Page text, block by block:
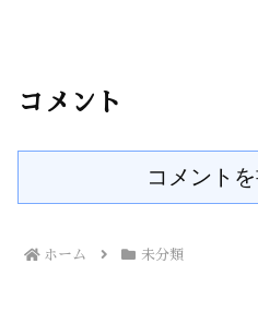
コメント
コメント
ホーム 未分類